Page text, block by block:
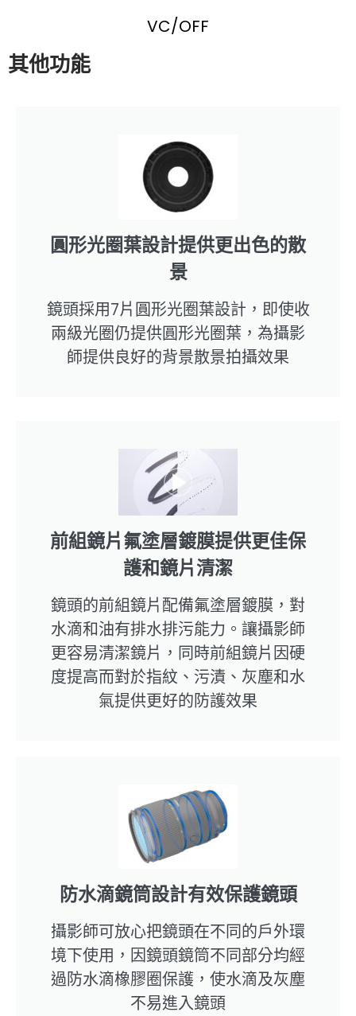
VC/OFF
其他功能
圓形光圈葉設計提供更出色的散
景
鏡頭採用7片圓形光圈葉設計，即使收
兩級光圈仍提供圓形光圈葉，為攝影
師提供良好的背景散景拍攝效果
前組鏡片氟塗層鍍膜提供更佳保
護和鏡片清潔
鏡頭的前組鏡片配備氟塗層鍍膜，對
水滴和油有排水排污能力。讓攝影師
更容易清潔鏡片，同時前組鏡片因硬
度提高而對於指紋、污漬、灰塵和水
氣提供更好的防護效果
防水滴鏡筒設計有效保護鏡頭
攝影師可放心把鏡頭在不同的戶外環
境下使用，因鏡頭鏡筒不同部分均經
過防水滴橡膠圈保護，使水滴及灰塵
不易進入鏡頭